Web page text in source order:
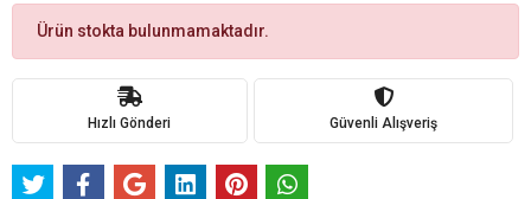
Ürün stokta bulunmamaktadır.
Hızlı Gönderi Güvenli Alışveriş